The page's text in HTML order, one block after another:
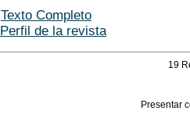
Texto Completo
Perfil de la revista
19
Presentar